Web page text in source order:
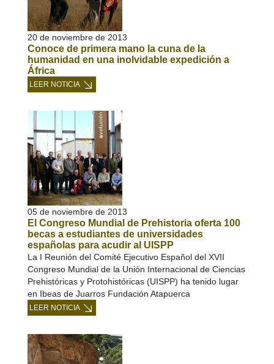
20 de noviembre de 2013
Conoce de primera mano la cuna de la
humanidad en una inolvidable expedición a
África
LEER NOTICIA
05 de noviembre de 2013
El Congreso Mundial de Prehistoria oferta 100
becas a estudiantes de universidades
españolas para acudir al UISPP
La I Reunión del Comité Ejecutivo Español del XVII
Congreso Mundial de la Unión Internacional de Ciencias
Prehistóricas y Protohistóricas (UISPP) ha tenido lugar
en Ibeas de Juarros Fundación Atapuerca
LEER NOTICIA